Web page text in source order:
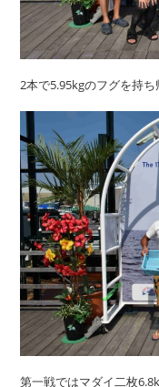
2本で5.95kgのフグを持ち
第一戦ではマダイ二枚